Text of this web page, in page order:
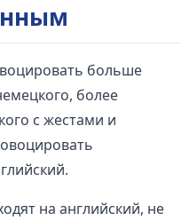
больше
более
с жестами и
на английский, не